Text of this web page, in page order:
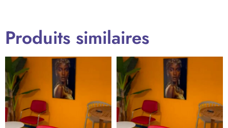
Produits similaires